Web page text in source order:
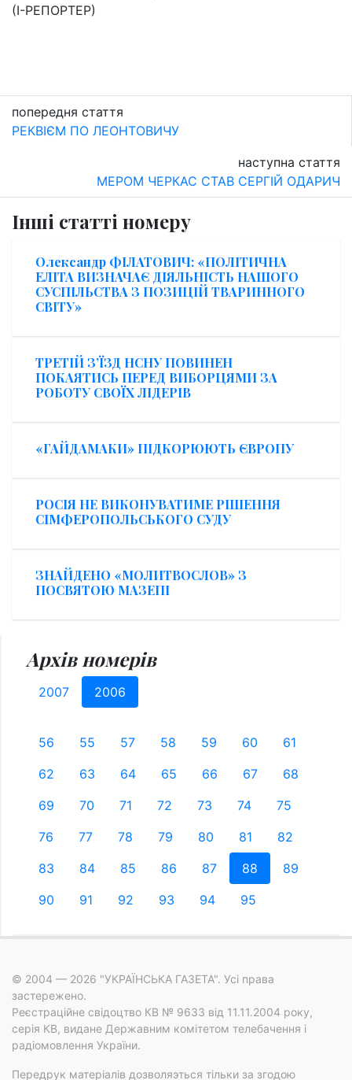
(І-РЕПОРТЕР)
попередня стаття
РЕКВІЄМ ПО ЛЕОНТОВИЧУ
наступна стаття
МЕРОМ ЧЕРКАС СТАВ СЕРГІЙ ОДАРИЧ
Інші статті номеру
Олександр ФІЛАТОВИЧ: «ПОЛІТИЧНА
ЕЛІТА ВИЗНАЧАЄ ДІЯЛЬНІСТЬ НАШОГО
СУСПІЛЬСТВА З ПОЗИЦІЙ ТВАРИННОГО
СВІТУ»
ТРЕТІЙ З’ЇЗД НСНУ ПОВИНЕН
ПОКАЯТИСЬ ПЕРЕД ВИБОРЦЯМИ ЗА
РОБОТУ СВОЇХ ЛІДЕРІВ
«ГАЙДАМАКИ» ПІДКОРЮЮТЬ ЄВРОПУ
РОСІЯ НЕ ВИКОНУВАТИМЕ РІШЕННЯ
СІМФЕРОПОЛЬСЬКОГО СУДУ
ЗНАЙДЕНО «МОЛИТВОСЛОВ» З
ПОСВЯТОЮ МАЗЕПІ
Архів номерів
2007 2006
56 55 57 58 59 60
61
62
63 64 65 66 67
68
69
70 71 72 73 74
75
76
77 78 79 80 81
82
83
84 85 86 87 88
89
90
91 92 93 94 95
© 2004 — 2026 "УКРАЇНСЬКА ГАЗЕТА". Усі права
застережено.
Реєстраційне свідоцтво КВ № 9633 від 11.11.2004 року,
серія КВ, видане Державним комітетом телебачення і
радіомовлення України.
Передрук матеріалів дозволяэться тільки за згодою